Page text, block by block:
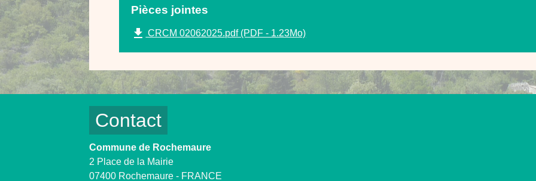
Pièces jointes
file_download CRCM 02062025.pdf (PDF - 1.23Mo)
Contact
Commune de Rochemaure
2 Place de la Mairie
07400 Rochemaure - FRANCE